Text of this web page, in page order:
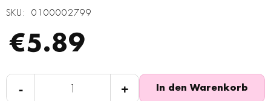
SKU 0100002799
€5.89
- + In den Warenkorb